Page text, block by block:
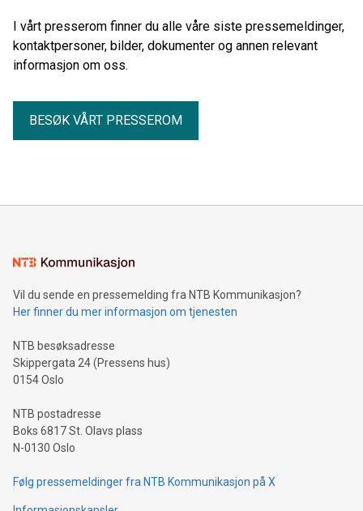
Brok og Mari Kvien Brunvoll med på laget, får lyttaren servert
ei låt med ein unik smak av vestlandsk groove. "Mellom
saltvatn og sola" feat. Side Brok og Mari Kvien Brunvoll er ute
no. Lytt her!
I vårt presserom finner du alle våre siste pressemeldinger,
kontaktpersoner, bilder, dokumenter og annen relevant
informasjon om oss.
BESØK VÅRT PRESSEROM
Vil du sende en pressemelding fra NTB Kommunikasjon?
Her finner du mer informasjon om tjenesten
NTB besøksadresse
Skippergata 24 (Pressens hus)
0154 Oslo
NTB postadresse
Boks 6817 St. Olavs plass
N-0130 Oslo
Følg pressemeldinger fra NTB Kommunikasjon på X